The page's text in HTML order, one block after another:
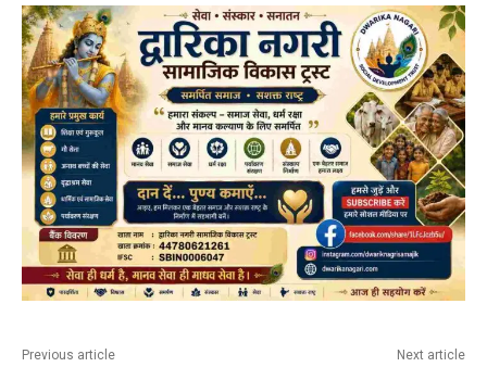
Previous article Next article